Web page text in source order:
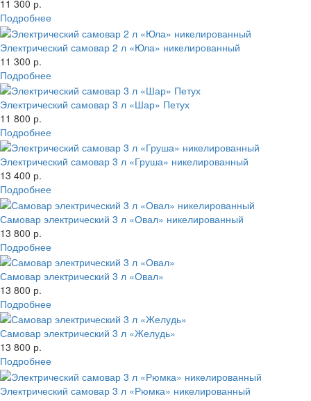
11 300 р.
Подробнее
Электрический самовар 2 л «Юла» никелированный
11 300 р.
Подробнее
Электрический самовар 3 л «Шар» Петух
11 800 р.
Подробнее
Электрический самовар 3 л «Груша» никелированный
13 400 р.
Подробнее
Самовар электрический 3 л «Овал» никелированный
13 800 р.
Подробнее
Самовар электрический 3 л «Овал»
13 800 р.
Подробнее
Самовар электрический 3 л «Желудь»
13 800 р.
Подробнее
Электрический самовар 3 л «Рюмка» никелированный